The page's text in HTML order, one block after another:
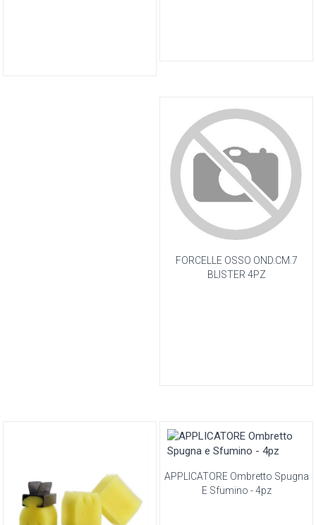
FORCELLE OSSO OND.CM.7
BLISTER 4PZ
APPLICATORE Ombretto Spugna
E Sfumino - 4pz